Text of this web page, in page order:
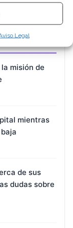
Legal
misión de
mientras
de sus
dudas sobre